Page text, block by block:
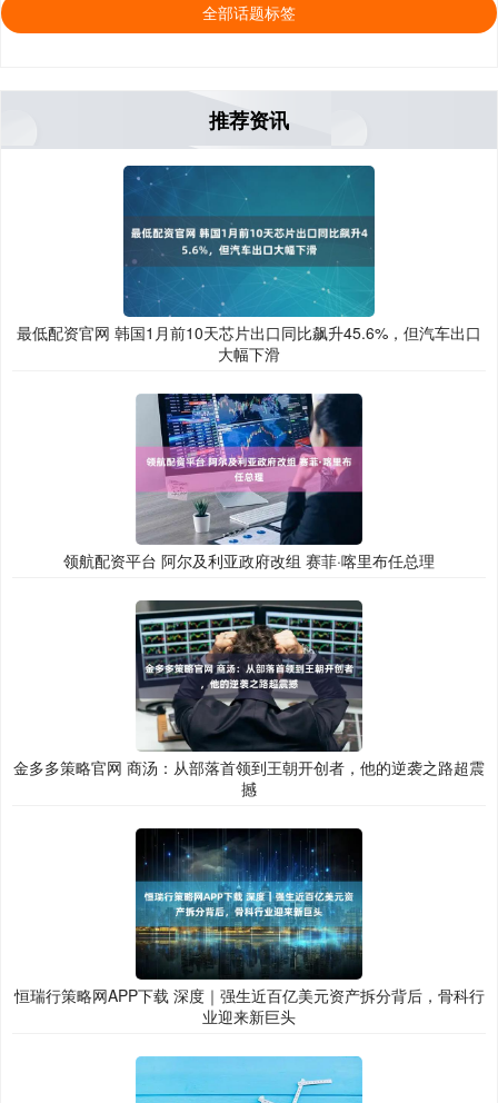
全部话题标签
推荐资讯
最低配资官网 韩国1月前10天芯片出口同比飙升45.6%，但汽车出口
大幅下滑
领航配资平台 阿尔及利亚政府改组 赛菲·喀里布任总理
金多多策略官网 商汤：从部落首领到王朝开创者，他的逆袭之路超震
撼
恒瑞行策略网APP下载 深度｜强生近百亿美元资产拆分背后，骨科行
业迎来新巨头